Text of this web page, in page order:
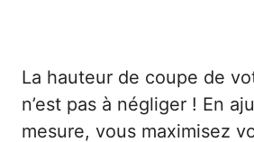
La hauteur de coupe de
n’est pas à négliger ! En
mesure, vous maximisez